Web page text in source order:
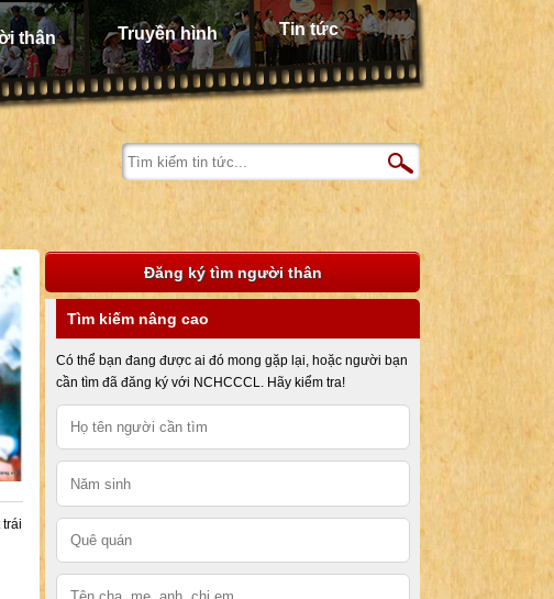
thân Truyền hình Tin tức
Đăng ký tìm người thân
Tìm kiếm nâng cao
Có thể bạn đang được ai đó mong gặp lại, hoặc người bạn
cần tìm đã đăng ký với NCHCCCL. Hãy kiểm tra!